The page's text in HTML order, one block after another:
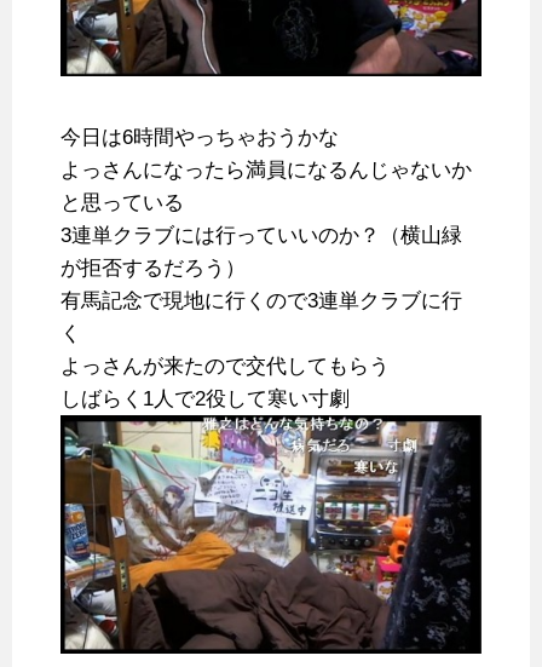
今日は6時間やっちゃおうかな
よっさんになったら満員になるんじゃないか
と思っている
3連単クラブには行っていいのか？（横山緑
が拒否するだろう）
有馬記念で現地に行くので3連単クラブに行
く
よっさんが来たので交代してもらう
しばらく1人で2役して寒い寸劇